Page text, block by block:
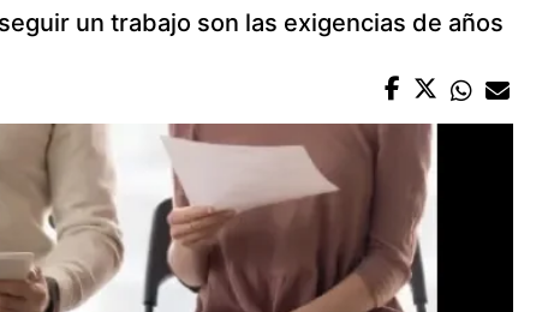
un trabajo son las exigencias de años